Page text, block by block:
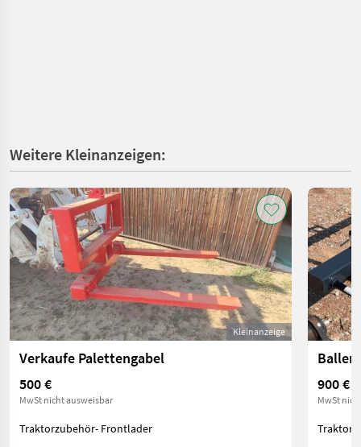
Weitere Kleinanzeigen:
Kleinanzeige
Verkaufe Palettengabel
500 €
MwSt nicht ausweisbar
Traktorzubehör- Frontlader
900 €
MwSt